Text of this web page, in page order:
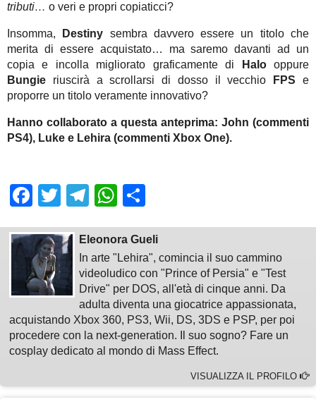
tributi… o veri e propri copiaticci?
Insomma, Destiny sembra davvero essere un titolo che
merita di essere acquistato… ma saremo davanti ad un
copia e incolla migliorato graficamente di
Halooppure
Bungie riuscirà a scrollarsi di dosso il vecchio FPSe
proporre un titolo veramente innovativo?
Hanno collaborato a questa anteprima: John (commenti
PS4), Luke e Lehira (commenti Xbox One).
Facebook
TwitterTelegram
WhatsApp
Eleonora Gueli
In arte "Lehira", comincia il suo cammino
videoludico con "Prince of Persia" e "Test
Drive" per DOS, all'età di cinque anni. Da
adulta diventa una giocatrice appassionata,
acquistando Xbox 360, PS3, Wii, DS, 3DS e PSP, per poi
procedere con la next-generation. Il suo sogno? Fare un
cosplay dedicato al mondo di Mass Effect.
VISUALIZZA IL PROFILO